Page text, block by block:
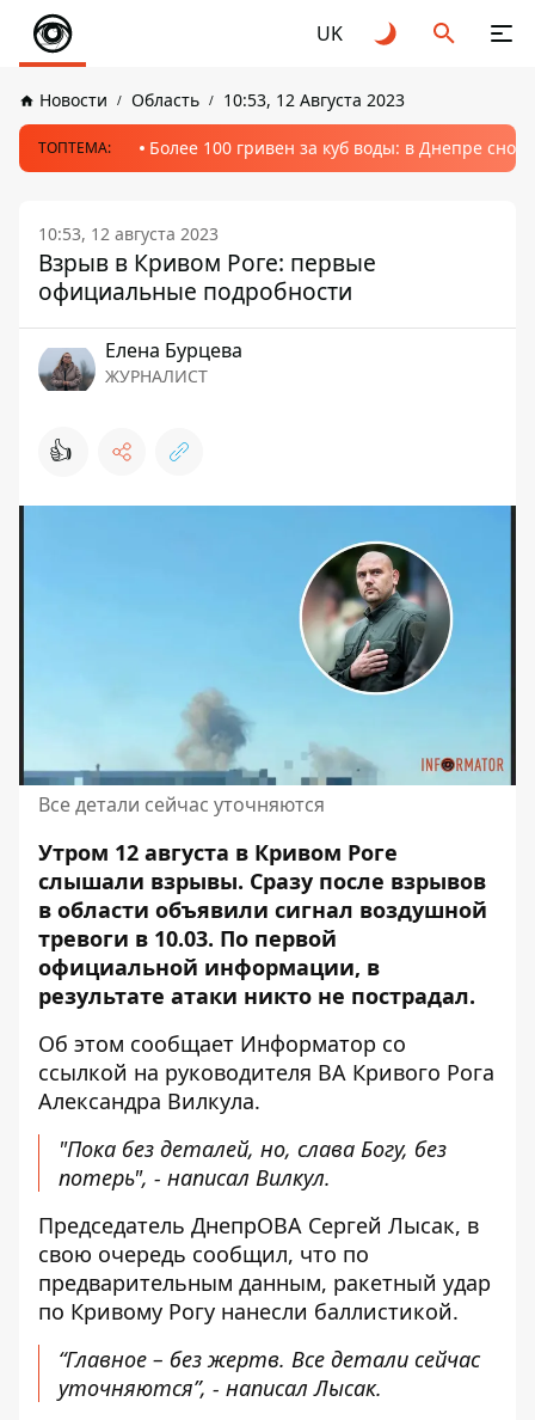
UK
Новости Область 10:53, 12 Августа 2023
ТОПТЕМА: Более 100 гривен за куб воды: в Днепре
10:53, 12 августа 2023
Взрыв в Кривом Роге: первые
официальные подробности
Елена Бурцева
ЖУРНАЛИСТ
👍
Все детали сейчас уточняются
Утром 12 августа в Кривом Роге
слышали взрывы. Сразу после взрывов
в области объявили сигнал воздушной
тревоги в 10.03. По первой
официальной информации, в
результате атаки никто не пострадал.
Об этом сообщает Информатор со
ссылкой на руководителя ВА Кривого Рога
Александра Вилкула.
"Пока без деталей, но, слава Богу, без
потерь", - написал Вилкул.
Председатель ДнепрОВА Сергей Лысак, в
свою очередь сообщил, что по
предварительным данным, ракетный удар
по Кривому Рогу нанесли баллистикой.
“Главное – без жертв. Все детали сейчас
уточняются”, - написал Лысак.